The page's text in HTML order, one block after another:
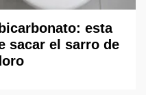
esta
sacar el sarro de